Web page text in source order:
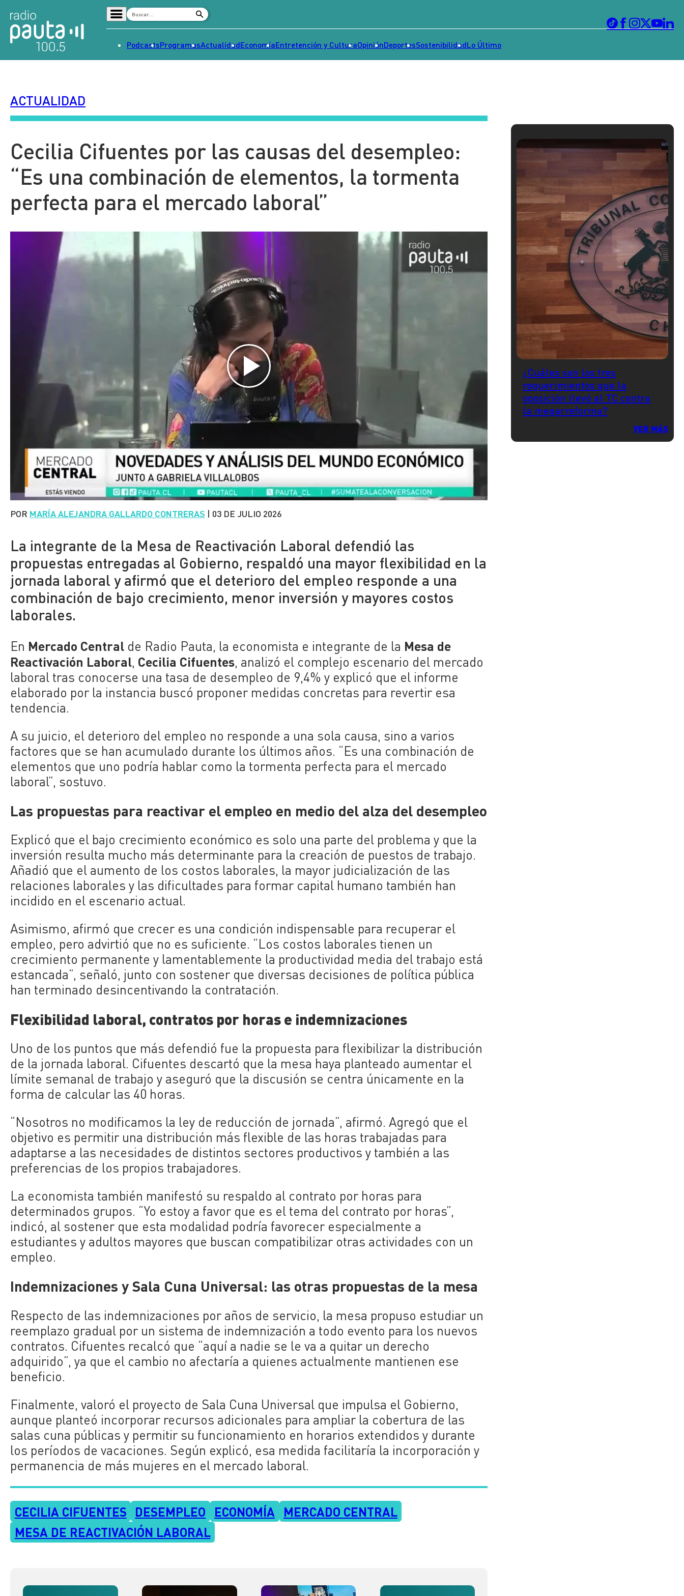
Señal 2
Contenido Patrocinado
PodcastsProgramasActualidadEconomíaEntretención y CulturaOpiniónDeportesSostenibilidadLo Último
ACTUALIDAD
Cecilia Cifuentes por las causas del desempleo:
“Es una combinación de elementos, la tormenta
perfecta para el mercado laboral”
POR MARÍA ALEJANDRA GALLARDO CONTRERAS | 03 DE JULIO 2026
La integrante de la Mesa de Reactivación Laboral defendió las
propuestas entregadas al Gobierno, respaldó una mayor flexibilidad en la
jornada laboral y afirmó que el deterioro del empleo responde a una
combinación de bajo crecimiento, menor inversión y mayores costos
laborales.
En Mercado Central de Radio Pauta, la economista e integrante de la Mesa de
Reactivación Laboral, Cecilia Cifuentes, analizó el complejo escenario del mercado
laboral tras conocerse una tasa de desempleo de 9,4% y explicó que el informe
elaborado por la instancia buscó proponer medidas concretas para revertir esa
tendencia.
A su juicio, el deterioro del empleo no responde a una sola causa, sino a varios
factores que se han acumulado durante los últimos años. “Es una combinación de
elementos que uno podría hablar como la tormenta perfecta para el mercado
laboral”, sostuvo.
Las propuestas para reactivar el empleo en medio del alza del desempleo
Explicó que el bajo crecimiento económico es solo una parte del problema y que la
inversión resulta mucho más determinante para la creación de puestos de trabajo.
Añadió que el aumento de los costos laborales, la mayor judicialización de las
relaciones laborales y las dificultades para formar capital humano también han
incidido en el escenario actual.
Asimismo, afirmó que crecer es una condición indispensable para recuperar el
empleo, pero advirtió que no es suficiente. “Los costos laborales tienen un
crecimiento permanente y lamentablemente la productividad media del trabajo está
estancada”, señaló, junto con sostener que diversas decisiones de política pública
han terminado desincentivando la contratación.
Flexibilidad laboral, contratos por horas e indemnizaciones
Uno de los puntos que más defendió fue la propuesta para flexibilizar la distribución
de la jornada laboral. Cifuentes descartó que la mesa haya planteado aumentar el
límite semanal de trabajo y aseguró que la discusión se centra únicamente en la
forma de calcular las 40 horas.
“Nosotros no modificamos la ley de reducción de jornada”, afirmó. Agregó que el
objetivo es permitir una distribución más flexible de las horas trabajadas para
adaptarse a las necesidades de distintos sectores productivos y también a las
preferencias de los propios trabajadores.
La economista también manifestó su respaldo al contrato por horas para
determinados grupos. “Yo estoy a favor que es el tema del contrato por horas”,
indicó, al sostener que esta modalidad podría favorecer especialmente a
estudiantes y adultos mayores que buscan compatibilizar otras actividades con un
empleo.
Indemnizaciones y Sala Cuna Universal: las otras propuestas de la mesa
Respecto de las indemnizaciones por años de servicio, la mesa propuso estudiar un
reemplazo gradual por un sistema de indemnización a todo evento para los nuevos
contratos. Cifuentes recalcó que “aquí a nadie se le va a quitar un derecho
adquirido”, ya que el cambio no afectaría a quienes actualmente mantienen ese
beneficio.
Finalmente, valoró el proyecto de Sala Cuna Universal que impulsa el Gobierno,
aunque planteó incorporar recursos adicionales para ampliar la cobertura de las
salas cuna públicas y permitir su funcionamiento en horarios extendidos y durante
los períodos de vacaciones. Según explicó, esa medida facilitaría la incorporación y
permanencia de más mujeres en el mercado laboral.
CECILIA CIFUENTES DESEMPLEO ECONOMÍA
MERCADO CENTRAL
MESA DE REACTIVACIÓN LABORAL
¿Cuáles son los tres
requerimientos que la
oposición llevó al TC contra
la megarreforma?
VER MÁS